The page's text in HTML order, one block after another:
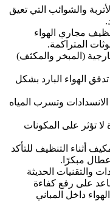
والشوائب التي تعيق
مجاري الهواء
المتراكمة.
(المبخر والمكثف)
الهواء البارد بشكل
وتسرب المياه
تؤثر على المكونات
أثناء التنظيف للتأكد
مبكرًا.
والتقنيات الحديثة
على رفع كفاءة
داخل المباني